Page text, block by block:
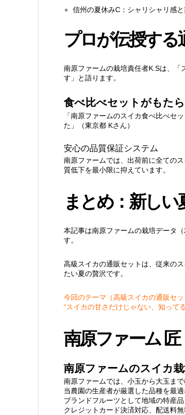
信州の夏休みC：シャリシャリ感
プロが伝授する
南原ファームの栽培責任者K.Sは、「
す」と語ります。
食べ比べセットがもた
「南原ファームのスイカ食べ比べセ
た」（東京都 Kさん）
安心の品質保証システム
南原ファームでは、出荷前に全ての
質低下を最小限に抑えています。
まとめ：新しい
本記事は南原ファームの栽培データ
す。
高級スイカの通販セットは、従来の
たい夏の贅沢です。
今回のテーマ（高級スイカの通販セ
“スイカの甘さだけじゃない、知って
南原ファーム
南原ファームのスイカ
南原ファームでは、小玉から大玉ま
当農園の生産者が厳選した品種を最
ブランドフルーツとして地域の特産
クレジットカード決済対応、配送料